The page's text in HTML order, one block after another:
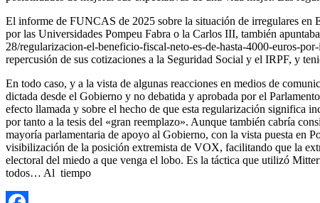
El informe de FUNCAS de 2025 sobre la situación de irregulares en
por las Universidades Pompeu Fabra o la Carlos III, también
28/regularizacion-el-beneficio-fiscal-neto-es-de-hasta-4000-euros-
repercusión de sus cotizaciones a la Seguridad Social y el IRPF, y
En todo caso, y a la vista de algunas reacciones en medios de
dictada desde el Gobierno y no debatida y aprobada por el
efecto llamada y sobre el hecho de que esta regularización significa
por tanto a la tesis del «gran reemplazo». Aunque también cabría
mayoría parlamentaria de apoyo al Gobierno, con la vista puesta en
visibilización de la posición extremista de VOX, facilitando que la
electoral del miedo a que venga el lobo. Es la táctica que utilizó
todos… Al tiempo